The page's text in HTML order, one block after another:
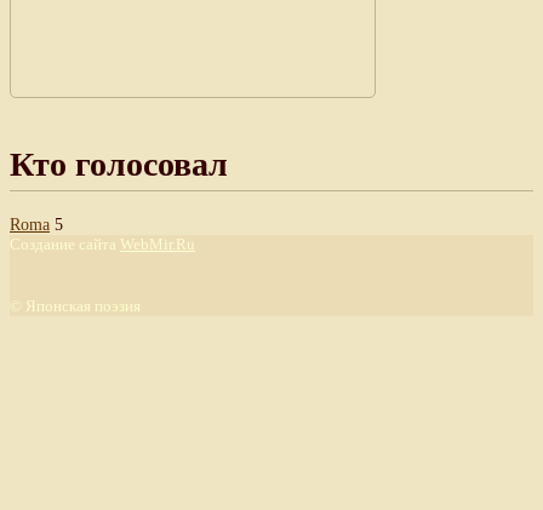
Кто голосовал
Roma 5
Создание сайта WebMir.Ru
Японская поэзия